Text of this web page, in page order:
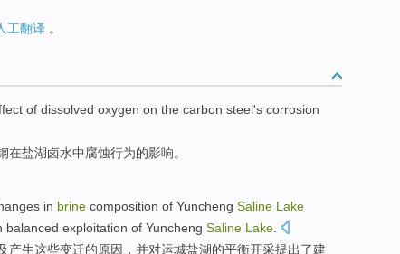
工翻译 。
of dissolved oxygen on the carbon steel's corrosion
在盐湖卤水中腐蚀行为的影响。
in brine composition of Yuncheng Saline Lake
balanced exploitation of Yuncheng Saline Lake
产生这些变迁的原因，并对运城盐湖的平衡开采提出了建